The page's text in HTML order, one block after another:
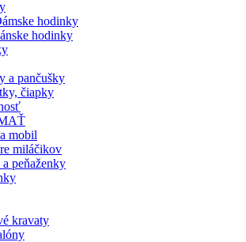
hodinky
hodinky
a pančušky
čiapky
mobil
miláčikov
peňaženky
kravaty